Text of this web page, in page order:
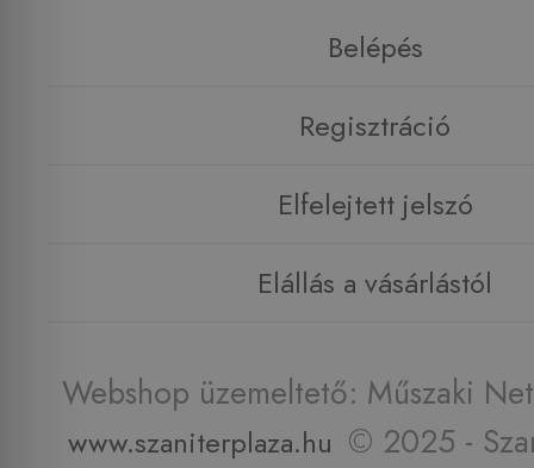
Belépés
Regisztráció
Elfelejtett jelszó
Elállás a vásárlástól
Webshop üzemeltető: Műszaki
www.szaniterplaza.hu © 2025 -